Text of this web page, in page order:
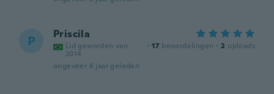
P Priscila
Lid geworden van
2014
· 17 beoordelingen · 2 uploads
ongeveer 6 jaar geleden